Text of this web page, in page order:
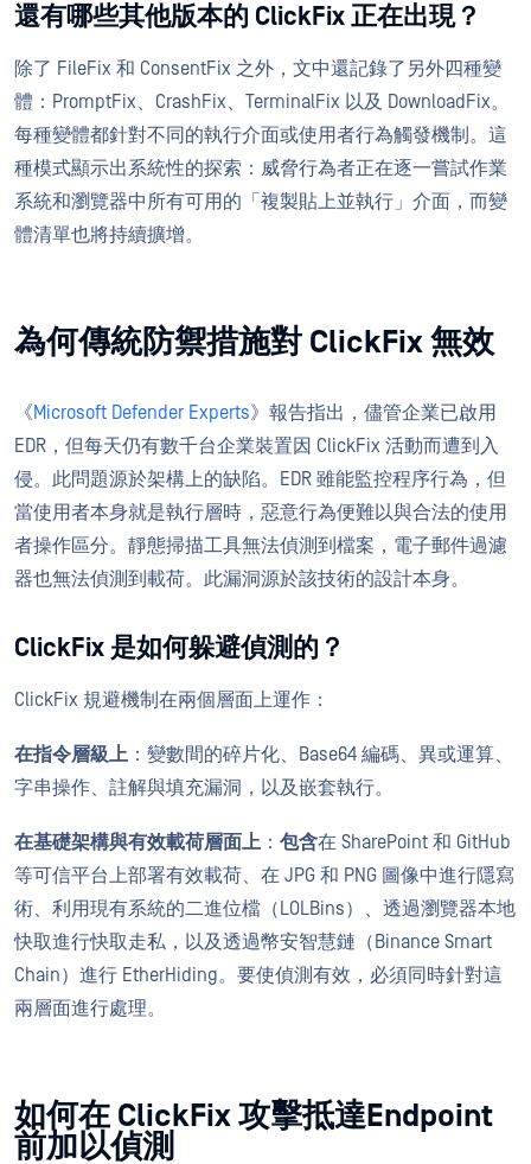
還有哪些其他版本的 ClickFix 正在出現？
除了 FileFix 和 ConsentFix 之外，文中還記錄了另外四種變
體：PromptFix、CrashFix、TerminalFix 以及 DownloadFix。
每種變體都針對不同的執行介面或使用者行為觸發機制。這
種模式顯示出系統性的探索：威脅行為者正在逐一嘗試作業
系統和瀏覽器中所有可用的「複製貼上並執行」介面，而變
體清單也將持續擴增。
為何傳統防禦措施對 ClickFix 無效
《Microsoft Defender Experts》報告指出，儘管企業已啟用
EDR，但每天仍有數千台企業裝置因 ClickFix 活動而遭到入
侵。此問題源於架構上的缺陷。EDR 雖能監控程序行為，但
當使用者本身就是執行層時，惡意行為便難以與合法的使用
者操作區分。靜態掃描工具無法偵測到檔案，電子郵件過濾
器也無法偵測到載荷。此漏洞源於該技術的設計本身。
ClickFix 是如何躲避偵測的？
ClickFix 規避機制在兩個層面上運作：
在指令層級上 ：變數間的碎片化、Base64 編碼、異或運算、
字串操作、註解與填充漏洞，以及嵌套執行。
在基礎架構與有效載荷層面上 ： 包含在 SharePoint 和 GitHub
等可信平台上部署有效載荷、在 JPG 和 PNG 圖像中進行隱寫
術、利用現有系統的二進位檔（LOLBins）、透過瀏覽器本地
快取進行快取走私，以及透過幣安智慧鏈（Binance Smart
Chain）進行 EtherHiding。要使偵測有效，必須同時針對這
兩層面進行處理。
如何在 ClickFix 攻擊抵達Endpoint
前加以偵測